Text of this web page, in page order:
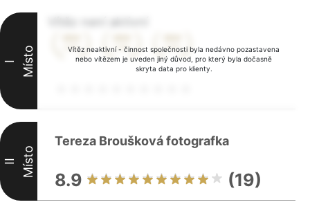
Vítěz neaktivní - činnost společnosti byla nedávno pozastavena
nebo vítězem je uveden jiný důvod, pro který byla dočasně
skryta data pro klienty.
I Místo
II Místo
Tereza Broušková fotografka
8.9 (19)